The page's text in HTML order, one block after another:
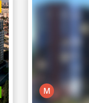
М